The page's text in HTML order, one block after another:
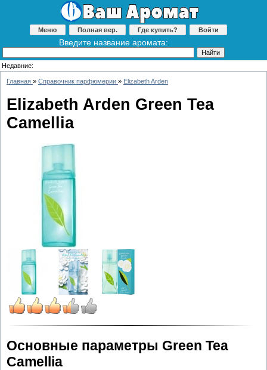
Меню Полная вер. Где купить? Войти
Введите название аромата:
Недавние:
Главная » Справочник парфюмерии » Elizabeth Arden
Elizabeth Arden Green Tea
Camellia
Основные параметры Green Tea
Camellia